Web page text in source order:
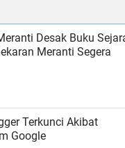
Desak Buku
Meranti Segera
Terkunci Akibat
Google